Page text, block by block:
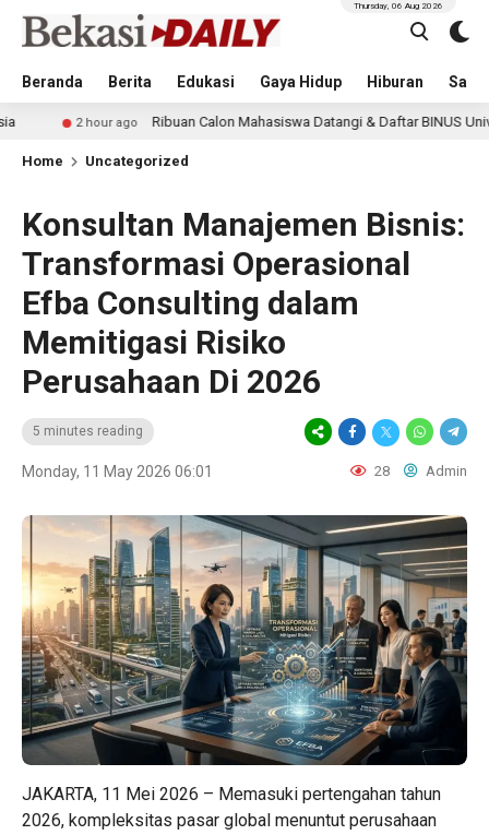
Beranda Berita Edukasi Gaya Hidup Hiburan
Thursday, 06 Aug 2026
ago Ribuan Calon Mahasiswa Datangi & Daftar BINUS University,
Home Uncategorized
Konsultan Manajemen Bisnis:
Transformasi Operasional
Efba Consulting dalam
Memitigasi Risiko
Perusahaan Di 2026
5 minutes reading
Monday, 11 May 2026 06:01 28 Admin
JAKARTA, 11 Mei 2026 – Memasuki pertengahan tahun
2026, kompleksitas pasar global menuntut perusahaan